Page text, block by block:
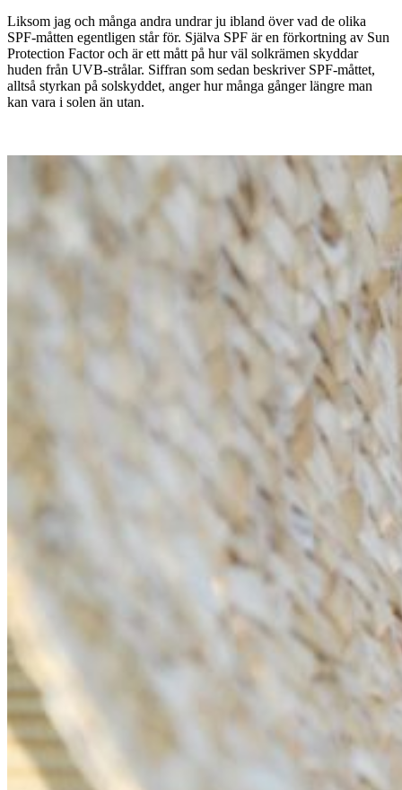
Liksom jag och många andra undrar ju ibland över vad de olika
SPF-måtten egentligen står för. Själva SPF är en förkortning av Sun
Protection Factor och är ett mått på hur väl solkrämen skyddar
huden från UVB-strålar. Siffran som sedan beskriver SPF-måttet,
alltså styrkan på solskyddet, anger hur många gånger längre man
kan vara i solen än utan.